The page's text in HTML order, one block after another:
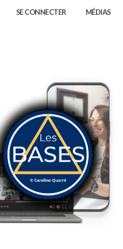
SE CONNECTER MÉDIAS